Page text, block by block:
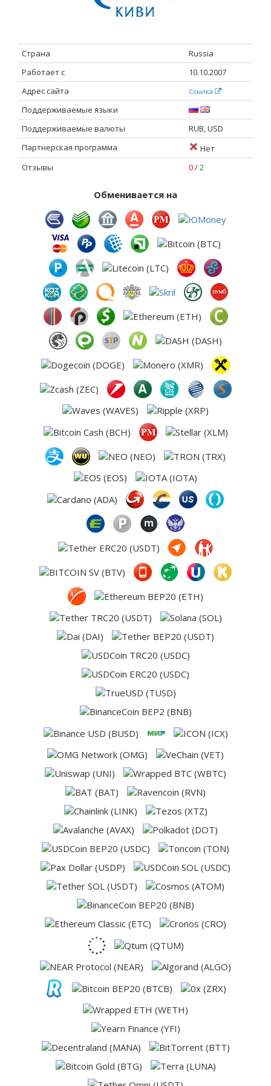
Страна
Russia
Работает с
10.10.2007
Адрес сайта
Ссылка
Поддерживаемые языки
Поддерживаемые валюты
RUB, USD
Партнерская программа
Нет
Отзывы
0/2
Обменивается на